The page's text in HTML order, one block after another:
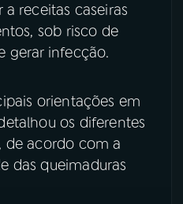
receitas caseiras
sob risco de
gerar infecção.
orientações em
os diferentes
de acordo com a
das queimaduras